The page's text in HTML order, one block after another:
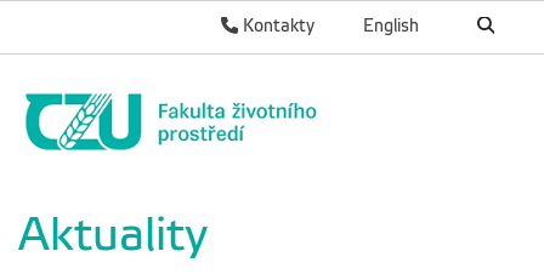
English
Kontakty
Aktuality